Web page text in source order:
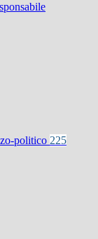
politico 225